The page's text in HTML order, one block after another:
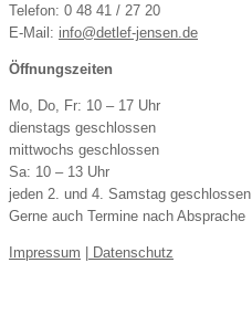
Telefon: 0 48 41 / 27 20
E-Mail: info@detlef-jensen.de
Öffnungszeiten
Mo, Do, Fr: 10 – 17 Uhr
dienstags geschlossen
mittwochs geschlossen
Sa: 10 – 13 Uhr
jeden 2. und 4. Samstag geschlossen
Gerne auch Termine nach Absprache
Impressum Datenschutz